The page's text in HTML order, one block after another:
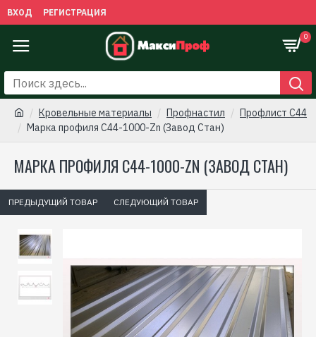
ВХОД РЕГИСТРАЦИЯ
0
Кровельные материалы Профнастил
Профлист С44
Марка профиля С44-1000-Zn (Завод Стан)
МАРКА ПРОФИЛЯ С44-1000-ZN (ЗАВОД СТАН)
ПРЕДЫДУЩИЙ ТОВАР СЛЕДУЮЩИЙ ТОВАР